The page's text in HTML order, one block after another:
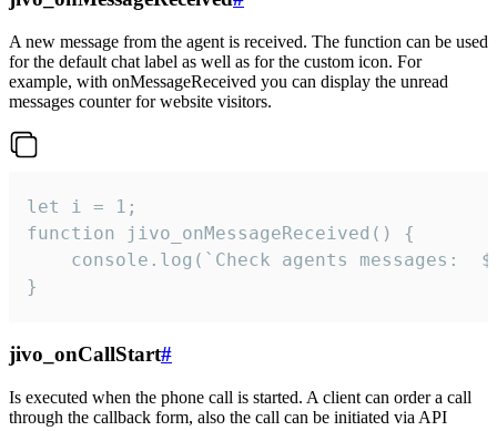
A new message from the agent is received. The function can be used
for the default chat label as well as for the custom icon. For
example, with onMessageReceived you can display the unread
messages counter for website visitors.
let i = 1;
function jivo_onMessageReceived() {
}
jivo_onCallStart#
Is executed when the phone call is started. A client can order a call
through the callback form, also the call can be initiated via API